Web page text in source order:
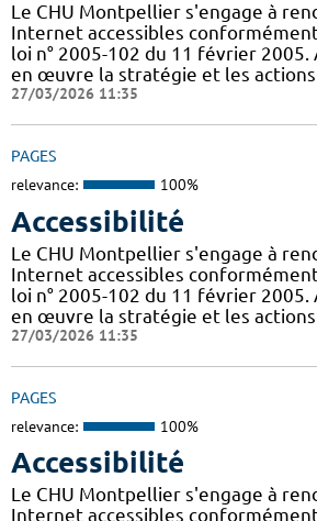
Le CHU Montpellier s'engage à
Internet accessibles
loi n° 2005-102 du 11 février
en œuvre la stratégie et les actions
27/03/2026 11:35
PAGES
relevance: 100%
Accessibilité
Le CHU Montpellier s'engage à
Internet accessibles
loi n° 2005-102 du 11 février
en œuvre la stratégie et les actions
27/03/2026 11:35
PAGES
relevance: 100%
Accessibilité
Le CHU Montpellier s'engage à
Internet accessibles